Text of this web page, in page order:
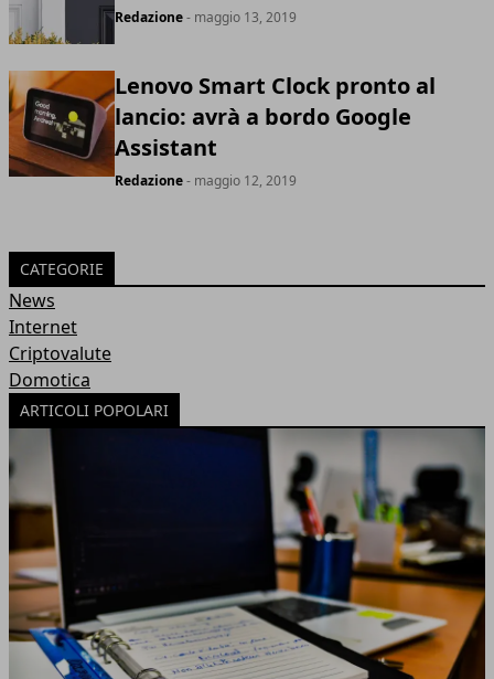
Redazione- maggio 13, 2019
Lenovo Smart Clock pronto al
lancio: avrà a bordo Google
Assistant
Redazione- maggio 12, 2019
CATEGORIE
News
Internet
Criptovalute
Domotica
ARTICOLI POPOLARI